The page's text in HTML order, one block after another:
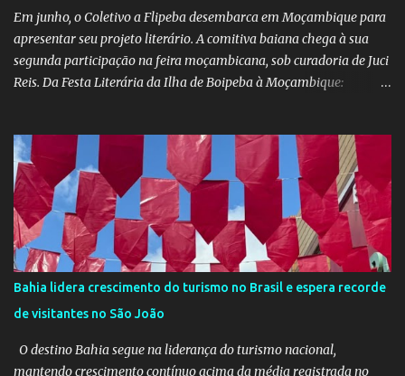
da equipe da Secretaria de Educação e a colaboração de di...
Em junho, o Coletivo a Flipeba desembarca em Moçambique para
apresentar seu projeto literário. A comitiva baiana chega à sua
segunda participação na feira moçambicana, sob curadoria de Juci
Reis. Da Festa Literária da Ilha de Boipeba à Moçambique:
— levará ao continente africano o projeto Escrita Viajante e as
Diversidades Culturais Diaspóricas, representando o Coletivo
Flipeba na Feira do Livro de Maputo, que acontece de 16 a 20 de
junho, reunindo importantes nomes da literatura africana e
mundial. O projeto busca fomentar a leitura e a produção literária
a partir de experiências de viagem conectadas à diáspora africana.
Como desdobramento, será lançado durante a feira o livro
Confissões de Viajante (Sem Grana), estreia de Manoela no
mercado editorial independente. A obra já está em sua terceira
edição e alcançou o primeiro lugar em vendas na categoria
Viagens –...
Bahia lidera crescimento do turismo no Brasil e espera recorde
de visitantes no São João
O destino Bahia segue na liderança do turismo nacional,
mantendo crescimento contínuo acima da média registrada no